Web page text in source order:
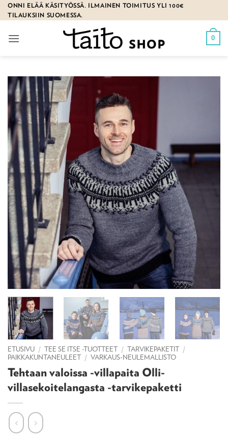
Skip
to
ONNI ELÄÄ KÄSITYÖSSÄ. ILMAINEN TOIMITUS YLI 100€
TILAUKSIIN SUOMESSA.
0
ETUSIVU / TEE SE ITSE -TUOTTEET / TARVIKEPAKETIT /
PAIKKAKUNTANEULEET / VARKAUS-NEULEMALLISTO
Tehtaan valoissa -villapaita Olli-
villasekoitelangasta -tarvikepaketti